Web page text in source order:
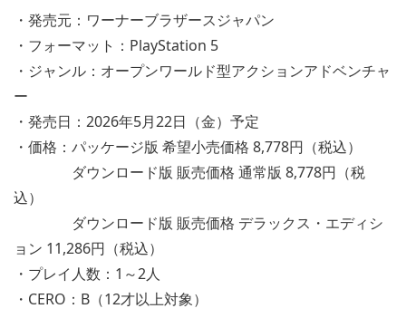
・発売元：ワーナーブラザースジャパン
・フォーマット：PlayStation 5
・ジャンル：オープンワールド型アクションアドベンチャ
ー
・発売日：2026年5月22日（金）予定
・価格：パッケージ版 希望小売価格 8,778円（税込）
ダウンロード版 販売価格 通常版 8,778円（税
込）
ダウンロード版 販売価格 デラックス・エディシ
ョン 11,286円（税込）
・プレイ人数：1～2人
・CERO：B（12才以上対象）